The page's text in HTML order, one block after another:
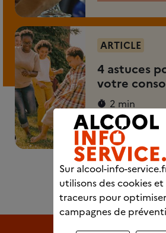
ARTICLE
4 astuces
votre
2 min
Découvrez
Sur alcool-info-
utilisons des cookies et
traceurs pour
campagnes de